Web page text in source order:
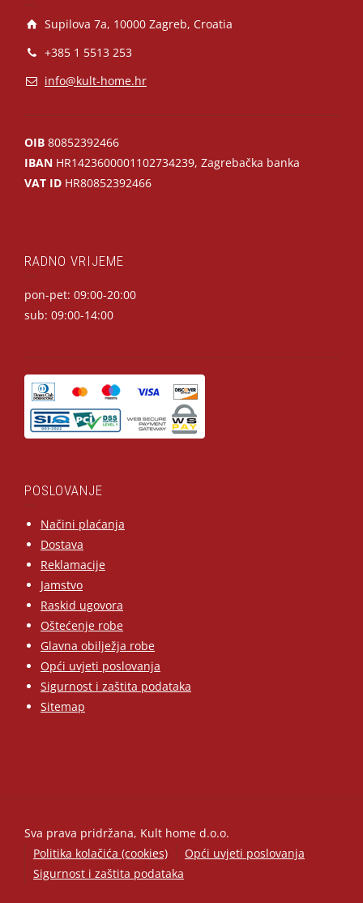
Supilova 7a, 10000 Zagreb, Croatia
+385 1 5513 253
info@kult-home.hr
OIB 80852392466
IBAN HR1423600001102734239, Zagrebačka banka
VAT ID HR80852392466
RADNO VRIJEME
pon-pet: 09:00-20:00
sub: 09:00-14:00
POSLOVANJE
Načini plaćanja
Dostava
Reklamacije
Jamstvo
Raskid ugovora
Oštećenje robe
Glavna obilježja robe
Opći uvjeti poslovanja
Sigurnost i zaštita podataka
Sitemap
Sva prava pridržana, Kult home d.o.o.
Politika kolačića (cookies)
Opći uvjeti poslovanja
Sigurnost i zaštita podataka